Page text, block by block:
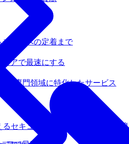
ームへの定着まで
アで最速にする
ど専門領域に特化したサービス
セキュアなAIオールインワン環境